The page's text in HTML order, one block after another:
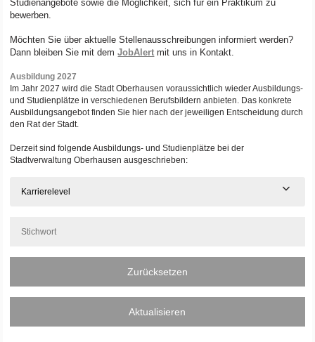
Studienangebote sowie die Möglichkeit, sich für ein Praktikum zu
bewerben.
Möchten Sie über aktuelle Stellenausschreibungen informiert werden?
Dann bleiben Sie mit demJobAlert mit uns in Kontakt.
Ausbildung 2027
Im Jahr 2027 wird die Stadt Oberhausen voraussichtlich wieder Ausbildungs-
und Studienplätze in verschiedenen Berufsbildern anbieten. Das konkrete
Ausbildungsangebot finden Sie hier nach der jeweiligen Entscheidung durch
den Rat der Stadt.
Derzeit sind folgende Ausbildungs- und Studienplätze bei der
Stadtverwaltung Oberhausen ausgeschrieben:
Karrierelevel
Zurücksetzen
Aktualisieren